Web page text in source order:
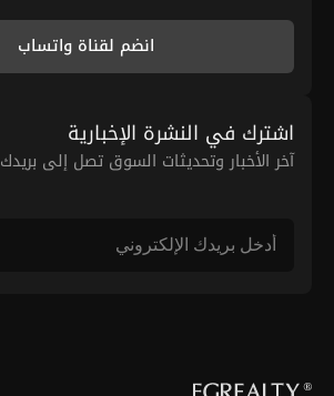
انضم لقناة واتساب
اشترك في النشرة الإخبارية
آخر الأخبار وتحديثات السوق تصل إلى بريدك